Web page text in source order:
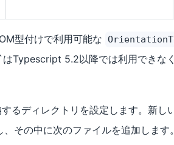
型付けで利用可能な
Typescript 5.2以降では利用できな
るディレクトリを設定します。新し
、その中に次のファイルを追加します。